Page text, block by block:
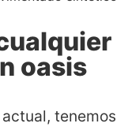
oasis
tenemos